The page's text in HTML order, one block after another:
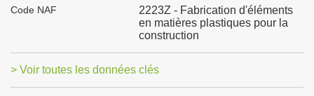
Code NAF
2223Z - Fabrication d'éléments
en matières plastiques pour la
construction
> Voir toutes les données clés